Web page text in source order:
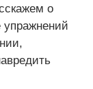
о
упражнений